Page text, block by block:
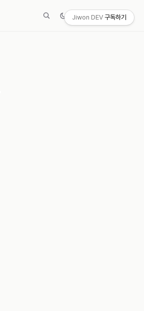
Jiwon DEV 구독하기